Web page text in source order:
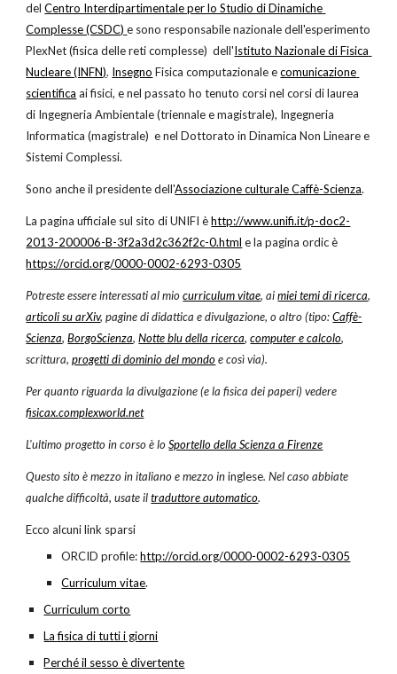
del Centro Interdipartimentale per lo Studio di Dinamiche
Complesse (CSDC) e sono responsabile nazionale dell'esperimento
PlexNet (fisica delle reti complesse)  dell'Istituto Nazionale di Fisica
Nucleare (INFN). Insegno Fisica computazionale e comunicazione
scientifica ai fisici, e nel passato ho tenuto corsi nel corsi di laurea
di Ingegneria Ambientale (triennale e magistrale), Ingegneria
Informatica (magistrale)  e nel Dottorato in Dinamica Non Lineare e
Sistemi Complessi.
Sono anche il presidente dell'Associazione culturale Caffè-Scienza.
La pagina ufficiale sul sito di UNIFI è http://www.unifi.it/p-doc2-
2013-200006-B-3f2a3d2c362f2c-0.html e la pagina ordic è
https://orcid.org/0000-0002-6293-0305
Potreste essere interessati al mio curriculum vitae, ai miei temi di ricerca,
articoli su arXiv, pagine di didattica e divulgazione, o altro (tipo: Caffè-
Scienza, BorgoScienza, Notte blu della ricerca, computer e calcolo,
scrittura, progetti di dominio del mondo e così via).
Per quanto riguarda la divulgazione (e la fisica dei paperi) vedere
fisicax.complexworld.net
L'ultimo progetto in corso è lo Sportello della Scienza a Firenze
Questo sito è mezzo in italiano e mezzo in inglese. Nel caso abbiate
qualche difficoltà, usate il traduttore automatico.
Ecco alcuni link sparsi
ORCID profile: http://orcid.org/0000-0002-6293-0305
Curriculum vitae.
Curriculum corto
La fisica di tutti i giorni
Perché il sesso è divertente